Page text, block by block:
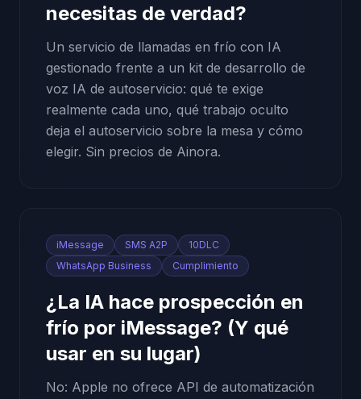
necesitas de verdad?
Un servicio de llamadas en frío con IA
gestionado frente a un kit de desarrollo de
voz IA de autoservicio: qué te exige
realmente cada uno, qué trabajo oculto
deja el autoservicio sobre la mesa y cómo
elegir. Sin precios de Ainora.
iMessage SMS A2P
10DLC
WhatsApp Business
Cumplimiento
¿La IA hace prospección en
frío por iMessage? (Y qué
usar en su lugar)
No: Apple no ofrece API de automatización